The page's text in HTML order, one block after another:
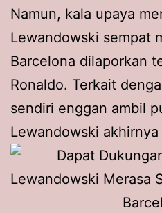
Namun, kala upaya
Lewandowski sempat
Barcelona dilaporkan
Ronaldo. Terkait
sendiri enggan ambil
Lewandowski